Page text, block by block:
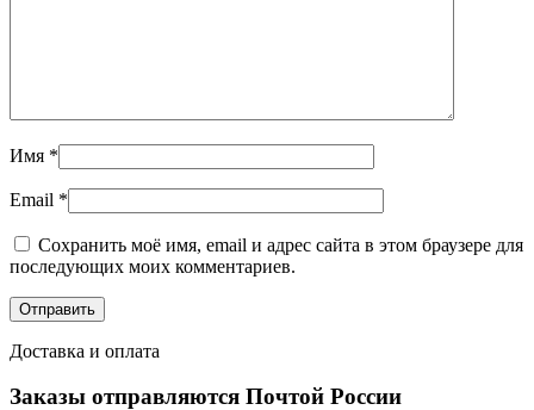
Имя *
Email *
Сохранить моё имя, email и адрес сайта в этом браузере для
последующих моих комментариев.
Доставка и оплата
Заказы отправляются Почтой России